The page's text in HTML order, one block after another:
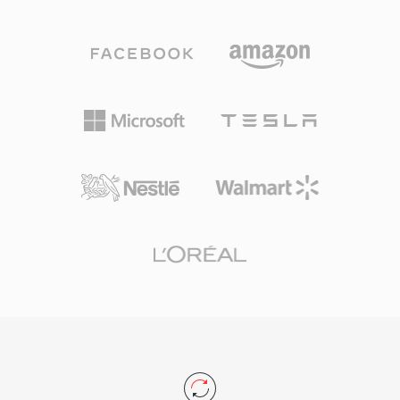
ذات 32 بت تفرض حداً أقصى يبلغ 4 غيغابايت، رغم أن
الإلزامي لـ DVD-Video ويُستخدم على نطاق واسع
وبث المحتوى. من أبرز مزاياه القدرة على الصوت
المحيطي متعدد القنوات، مما يوفر صوتاً مكانياً
التنسيق على وضوح ممتاز للحوار عبر قناته المركزية
والتلفزيونات وأجهزة البث يعني تشغيلاً موثوقاً لصوت